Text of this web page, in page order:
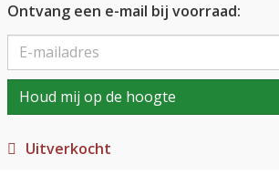
Ontvang een e-mail bij voorraad:
Houd mij op de hoogte
Uitverkocht